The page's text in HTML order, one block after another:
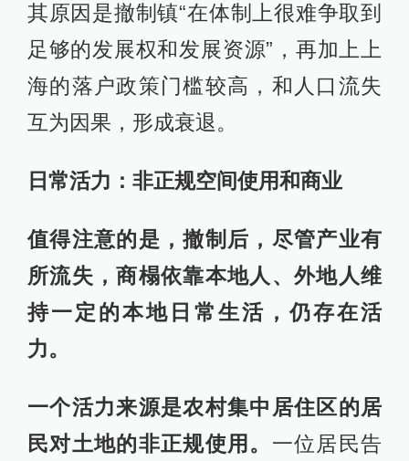
其原因是撤制镇“在体制上很难争取到
足够的发展权和发展资源”，再加上上
海的落户政策门槛较高，和人口流失
互为因果，形成衰退。
日常活力：非正规空间使用和商业
值得注意的是，撤制后，尽管产业有
所流失，商榻依靠本地人、外地人维
持一定的本地日常生活，仍存在活
力。
一个活力来源是农村集中居住区的居
民对土地的非正规使用。 一位居民告